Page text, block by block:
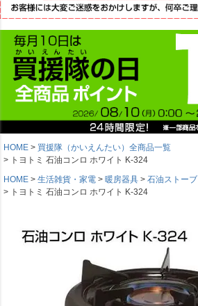
HOME
買援隊（かいえんたい）全商品一覧
トヨトミ 石油コンロ ホワイト K-324
HOME
生活雑貨・家電 暖房器具
石油ストーブ
トヨトミ 石油コンロ ホワイト K-324